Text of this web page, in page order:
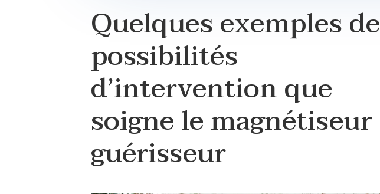
Quelques exemples de
possibilités
d’intervention que
soigne le magnétiseur
guérisseur